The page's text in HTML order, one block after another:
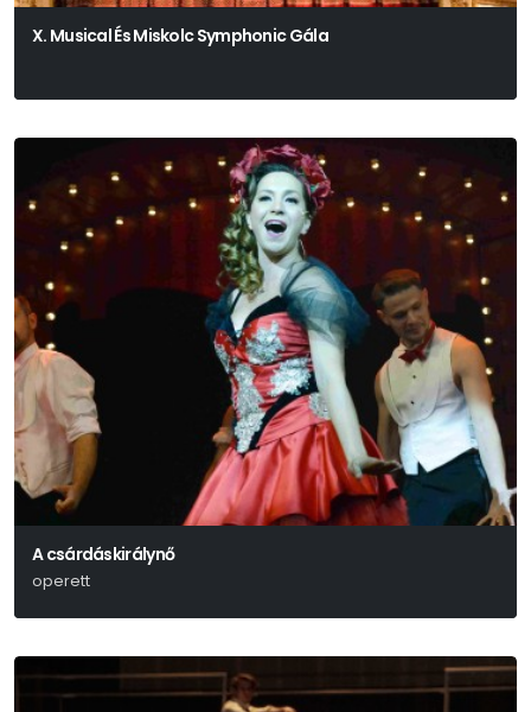
X. Musical És Miskolc Symphonic Gála
A csárdáskirálynő
operett